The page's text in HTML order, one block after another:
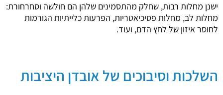
ישנן מחלות רבות, שחלק מהתסמינים שלהן הם חולשה וסחרחורת:
מחלות לב, מחלות פסיכיאטריות, הפרעות כלייתיות הגורמות
לחוסר איזון של לחץ הדם, ועוד.
השלכות וסיבוכים של אובדן היציבות